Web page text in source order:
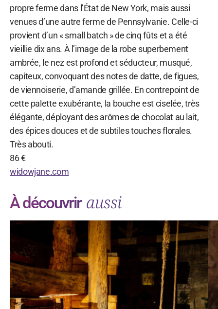
propre ferme dans l’État de New York, mais aussi
venues d’une autre ferme de Pennsylvanie. Celle-ci
provient d’un « small batch » de cinq fûts et a été
vieillie dix ans. À l’image de la robe superbement
ambrée, le nez est profond et séducteur, musqué,
capiteux, convoquant des notes de datte, de figues,
de viennoiserie, d’amande grillée. En contrepoint de
cette palette exubérante, la bouche est ciselée, très
élégante, déployant des arômes de chocolat au lait,
des épices douces et de subtiles touches florales.
Très abouti.
86 €
widowjane.com
À découvrir aussi